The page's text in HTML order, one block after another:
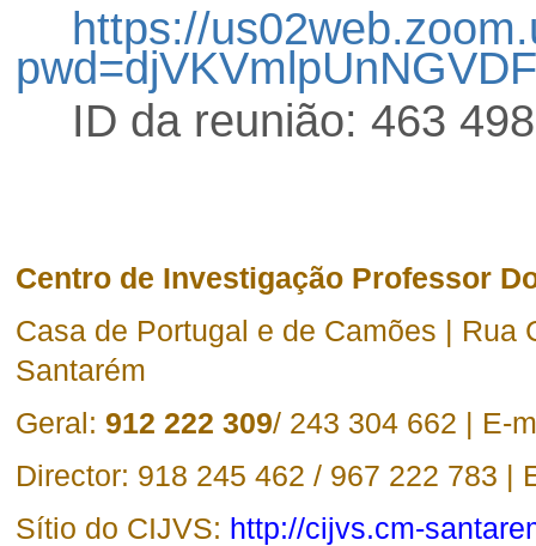
https://
ID da reunião: 463
Centro de Investigação Professor
Casa de Portugal e de Camões | Rua
Santarém
Geral: 912 222 309/ 243 304 662 | E-
Director: 918 245 462 / 967 222 783 |
Sítio do CIJVS: http://cijvs.cm-